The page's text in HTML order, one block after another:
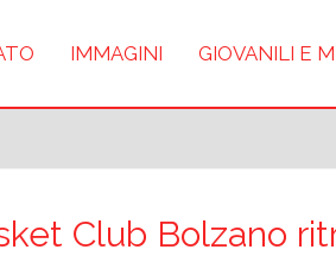
IMMAGINI GIOVANILI E
Club Bolzano